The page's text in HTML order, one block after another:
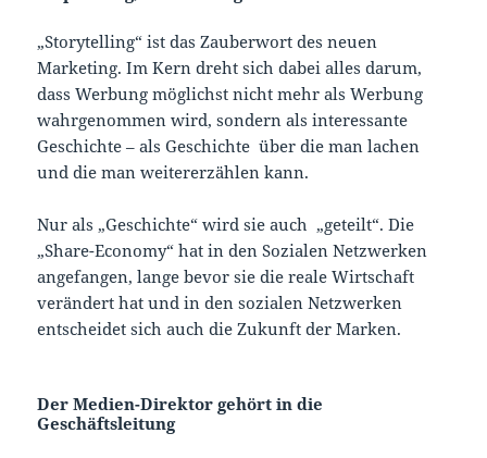
„Storytelling“ ist das Zauberwort des neuen
Marketing. Im Kern dreht sich dabei alles darum,
dass Werbung möglichst nicht mehr als Werbung
wahrgenommen wird, sondern als interessante
Geschichte – als Geschichte über die man lachen
und die man weitererzählen kann.
Nur als „Geschichte“ wird sie auch „geteilt“. Die
„Share-Economy“ hat in den Sozialen Netzwerken
angefangen, lange bevor sie die reale Wirtschaft
verändert hat und in den sozialen Netzwerken
entscheidet sich auch die Zukunft der Marken.
Der Medien-Direktor gehört in die
Geschäftsleitung